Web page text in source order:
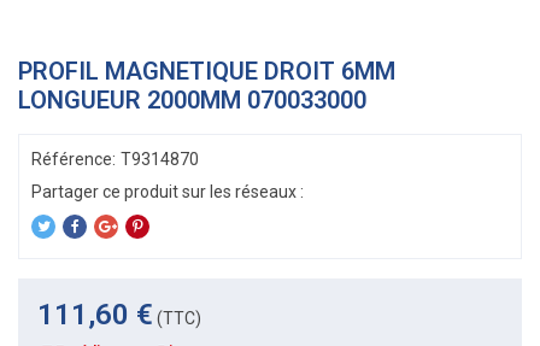
PROFIL MAGNETIQUE DROIT 6MM
LONGUEUR 2000MM 070033000
Référence: T9314870
111,60 € (TTC)